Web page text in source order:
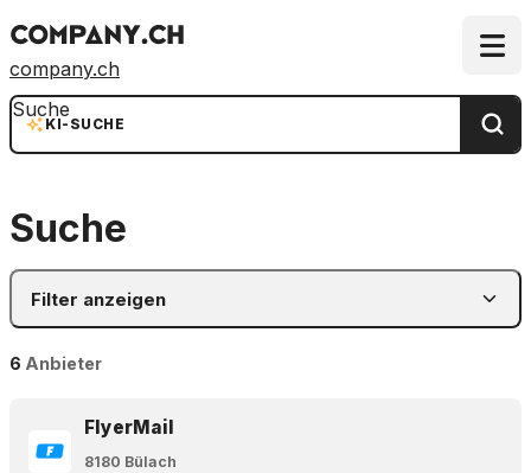
company.ch
KI-SUCHE
Suche
Suche
Filter anzeigen
6 Anbieter
FlyerMail
8180 Bülach